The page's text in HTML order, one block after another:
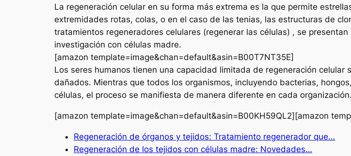
La regeneración celular en su forma más extrema es la que permite
extremidades rotas, colas, o en el caso de las tenias, las estructuras de
tratamientos regeneradores celulares (regenerar las células) , se
investigación con células madre.
[amazon template=image&chan=default&asin=B00T7NT35E]
Los seres humanos tienen una capacidad limitada de regeneración
dañados. Mientras que todos los organismos, incluyendo bacterias,
células, el proceso se manifiesta de manera diferente en cada organización.
[amazon template=image&chan=default&asin=B00KH59QL2][amazon
Regeneración de órganos y tejidos: Tratamiento regenerador que…
Regeneración de los tejidos con células madre: Novedades…